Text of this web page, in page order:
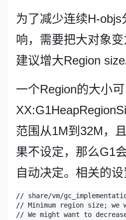
为了减少连续H-
响，需要把大对象变
建议增大Region size
一个Region的大小
范围从1M到32M，
果不设定，那么G1
自动决定。相关的设
// share/vm/
// Minimum region size; we
// We might want to